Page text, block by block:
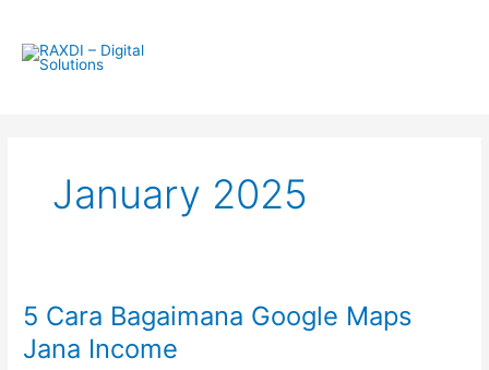
content
January 2025
5 Cara Bagaimana Google Maps
Jana Income
Cara
Bagaimana
Google